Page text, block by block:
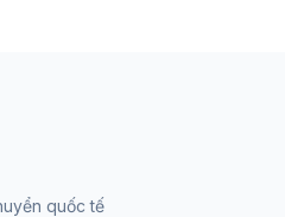
quốc tế